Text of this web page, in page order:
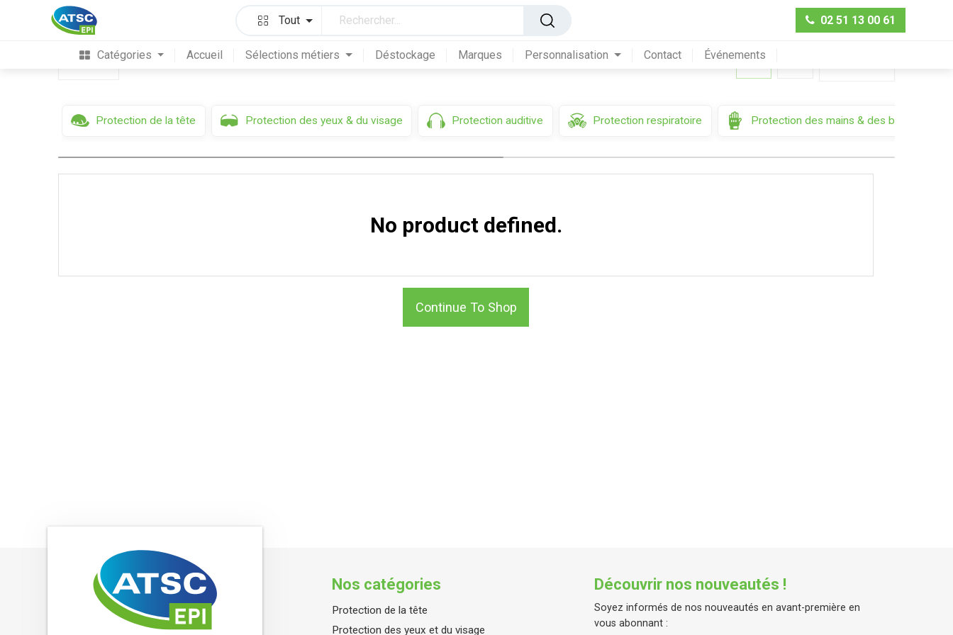
Tout 02 51 13 00 61
Catégories Accueil Sélections métiers Déstockage Marques Personnalisation Contact Événements
Protection du corps
Filtres
Protection de la tête Protection des yeux & du visage Protection auditive Protection respiratoire Protection des mains & des bras
No product defined.
Continue To Shop
Nos catégories
Protection de la tête
Protection des yeux et du visage
Découvrir nos nouveautés !
Soyez informés de nos nouveautés en avant-première en
vous abonnant :